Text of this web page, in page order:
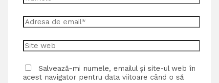
Salvează-mi numele, emailul și site-ul web în
acest navigator pentru data viitoare când o să